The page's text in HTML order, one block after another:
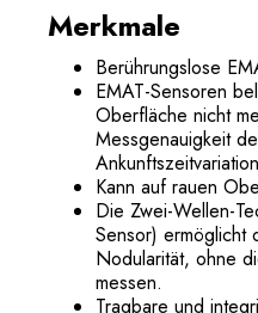
Merkmale
Berührungslose
EMAT-Sensoren
Oberfläche nicht
Messgenauigkeit
Kann auf rauen
Die Zwei-Wellen-
Sensor) ermöglicht
Nodularität, ohne
messen.
Tragbare und